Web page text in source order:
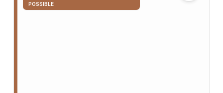
POSSIBLE